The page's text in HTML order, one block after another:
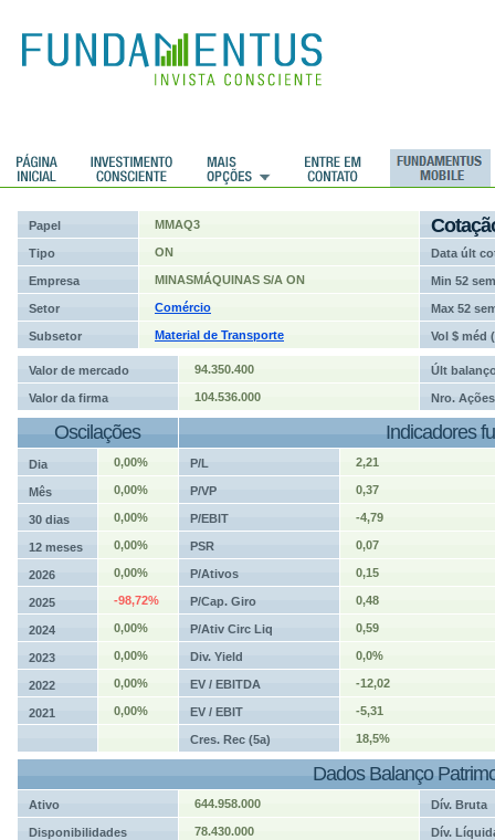
Papel MMAQ3
Tipo ON Data últ
Empresa MINASMÁQUINAS S/A ON Min 52 sem
Setor Comércio Max 52
Subsetor Material de Transporte Vol $ méd
Valor de mercado 94.350.400 Últ
Valor da firma 104.536.000 Nro. Ações
Oscilações Indicadores
Dia 0,00% P/L 2,21
Mês 0,00% P/VP 0,37
30 dias 0,00% P/EBIT -4,79
12 meses 0,00% PSR 0,07
2026 0,00% P/Ativos 0,15
2025 -98,72% P/Cap. Giro 0,48
2024 0,00% P/Ativ Circ Liq 0,59
2023 0,00% Div. Yield 0,0%
2022 0,00% EV / EBITDA -12,02
2021 0,00% EV / EBIT -5,31
Cres. Rec (5a) 18,5%
Dados Balanço
Ativo 644.958.000 Dív. Bruta
Disponibilidades 78.430.000 Dív.